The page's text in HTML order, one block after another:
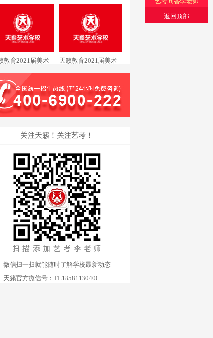
专业黄同学通过中
术学院
专业潘同学通过清华大
教育2021届美术
黄同学通过清华大
天籁教育2021届美术
术学院
关注天籁！关注艺考！
微信扫一扫就能随时了解学校最新动态
天籁官方微信号：TL18581130400
返回顶部